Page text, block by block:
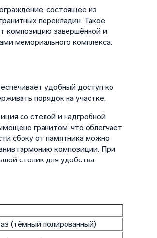
состоящее из
перекладин. Такое
композицию завершённой и
мемориального комплекса.
удобный доступ ко
порядок на участке.
со стелой и надгробной
гранитом, что облегчает
сбоку от памятника можно
гармонию композиции. При
столик для удобства
(тёмный полированный)